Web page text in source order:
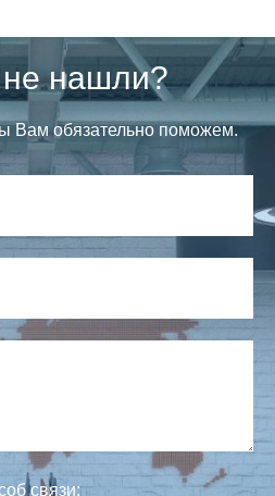
не нашли?
Вам обязательно поможем.
связи: